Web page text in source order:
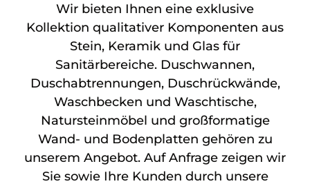
Wir bieten Ihnen eine exklusive
Kollektion qualitativer Komponenten aus
Stein, Keramik und Glas für
Sanitärbereiche. Duschwannen,
Duschabtrennungen, Duschrückwände,
Waschbecken und Waschtische,
Natursteinmöbel und großformatige
Wand- und Bodenplatten gehören zu
unserem Angebot. Auf Anfrage zeigen wir
Sie sowie Ihre Kunden durch unsere